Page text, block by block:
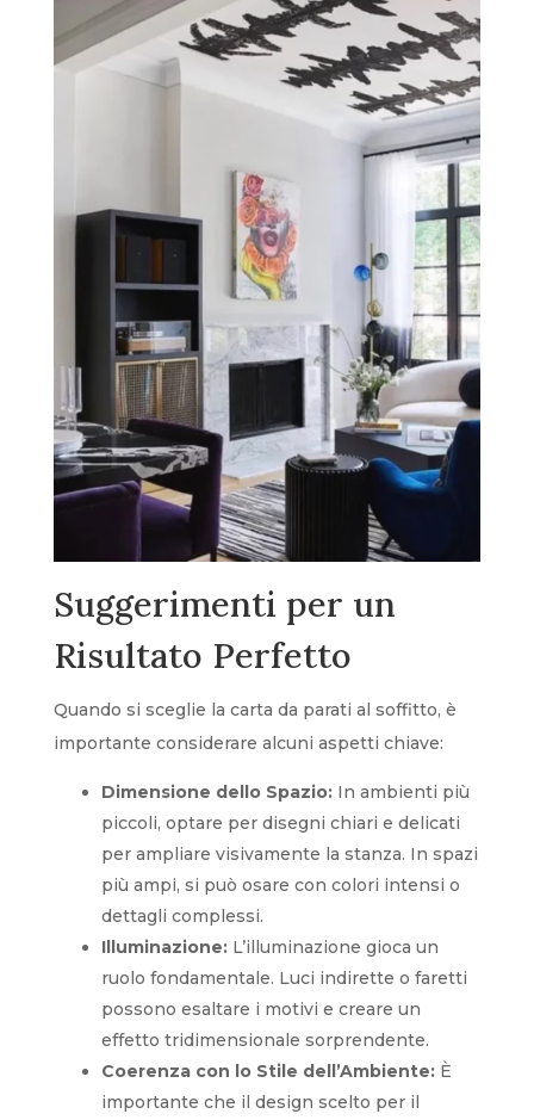
Suggerimenti per un
Risultato Perfetto
Quando si sceglie la carta da parati al soffitto, è
importante considerare alcuni aspetti chiave:
Dimensione dello Spazio:In ambienti più
piccoli, optare per disegni chiari e delicati
per ampliare visivamente la stanza. In spazi
più ampi, si può osare con colori intensi o
dettagli complessi.
Illuminazione:L’illuminazione gioca un
ruolo fondamentale. Luci indirette o faretti
possono esaltare i motivi e creare un
effetto tridimensionale sorprendente.
Coerenza con lo Stile dell’Ambiente:È
importante che il design scelto per il